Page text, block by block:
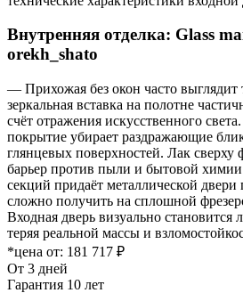
Внутренняя отделка: Glass
orekh_shato
— Прихожая без окон часто выглядит
зеркальная вставка на полотне
счёт отражения искусственного
покрытие убирает раздражающие
глянцевых поверхностей. Лак сверху
барьер против пыли и бытовой
секций придаёт металлической двери
сложно получить на сплошной
Входная дверь визуально становится
теряя реальной массы и
*цена от: 181 717 ₽
От 3 дней
Гарантия 10 лет